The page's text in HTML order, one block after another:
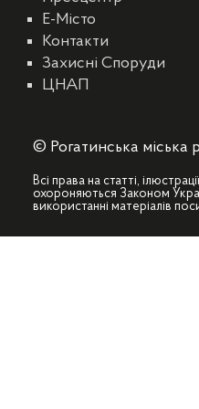
E-Місто
Контакти
Захисні Споруди
ЦНАП
© Рогатинська міська
Всі права на статті,
охороняються Законом
використанні матеріалів